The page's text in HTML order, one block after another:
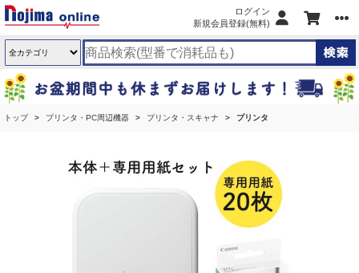
ログイン
新規会員登録(無料)
トップ プリンタ・PC周辺機器 プリンタ・スキャナ プリンタ